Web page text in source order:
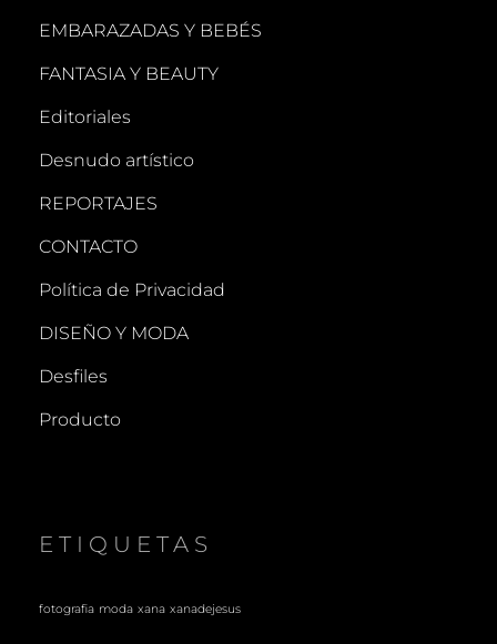
EMBARAZADAS Y BEBÉS
FANTASIA Y BEAUTY
Editoriales
Desnudo artístico
REPORTAJES
CONTACTO
Política de Privacidad
DISEÑO Y MODA
Desfiles
Producto
ETIQUETAS
fotografia moda xana xanadejesus